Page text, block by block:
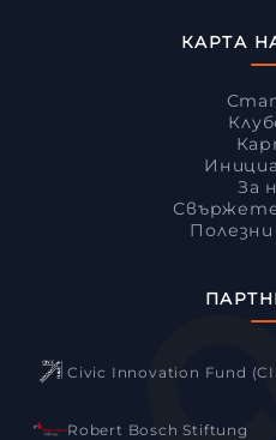
КАРТА
За
Civic Innovation Fund
Robert Bosch Stiftung